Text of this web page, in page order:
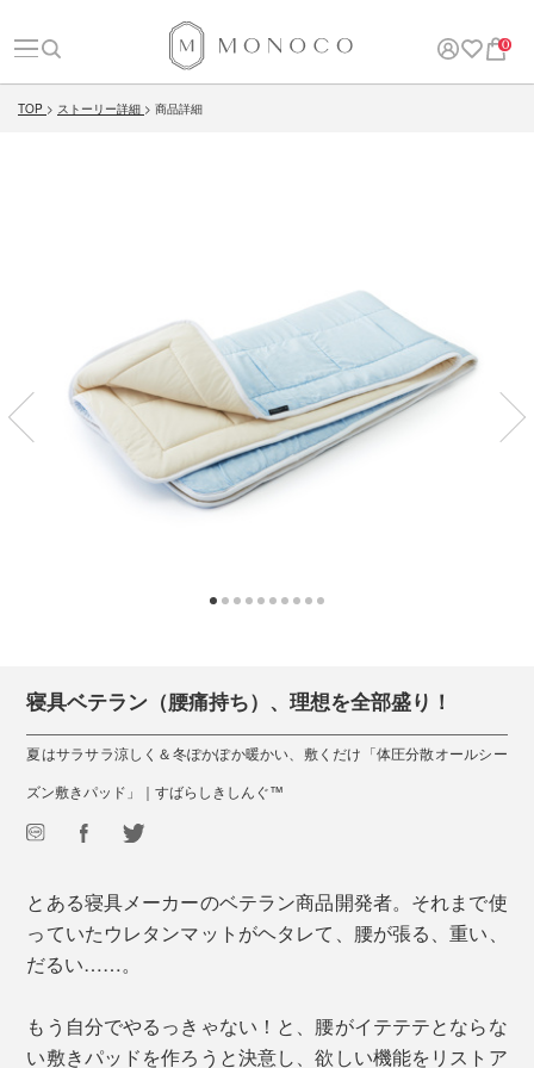
0
TOP ストーリー詳細 商品詳細
寝具ベテラン（腰痛持ち）、理想を全部盛り！
夏はサラサラ涼しく＆冬ぽかぽか暖かい、敷くだけ「体圧分散オールシー
ズン敷きパッド」｜すばらしきしんぐ™
とある寝具メーカーのベテラン商品開発者。それまで使
っていたウレタンマットがヘタレて、腰が張る、重い、
だるい……。
もう自分でやるっきゃない！と、腰がイテテテとならな
い敷きパッドを作ろうと決意し、欲しい機能をリストア